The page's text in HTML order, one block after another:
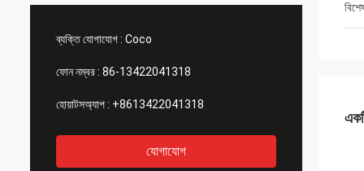
ব্যক্তি যোগাযোগ : Coco
ফোন নম্বর : 86-13422041318
হোয়াটসঅ্যাপ : +8613422041318
যোগাযোগ